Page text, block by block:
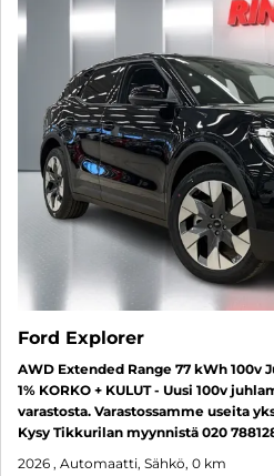
Ford Explorer
AWD Extended Range 77 kWh 100v
1% KORKO + KULUT - Uusi 100v
varastosta. Varastossamme useita
Kysy Tikkurilan myynnistä 020
2026 , Automaatti, Sähkö, 0 km